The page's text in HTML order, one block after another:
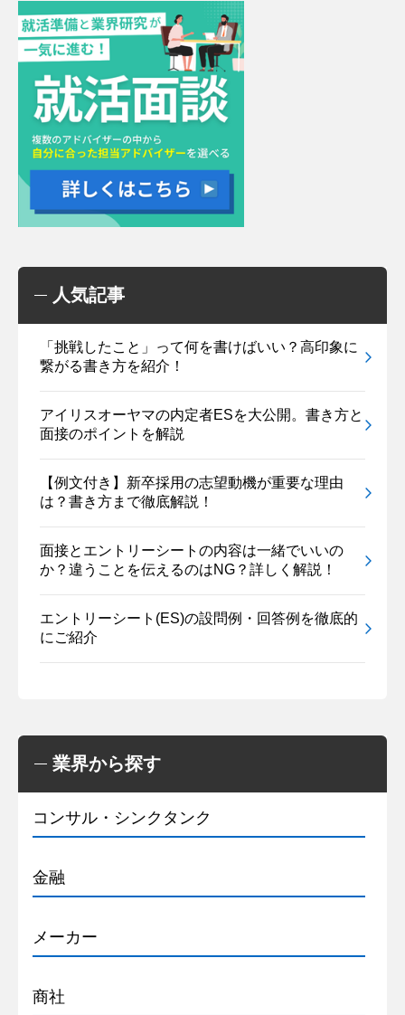
人気記事
「挑戦したこと」って何を書けばいい？高印象に
繋がる書き方を紹介！
アイリスオーヤマの内定者ESを大公開。書き方と
面接のポイントを解説
【例文付き】新卒採用の志望動機が重要な理由
は？書き方まで徹底解説！
面接とエントリーシートの内容は一緒でいいの
か？違うことを伝えるのはNG？詳しく解説！
エントリーシート(ES)の設問例・回答例を徹底的
にご紹介
業界から探す
コンサル・シンクタンク
金融
メーカー
商社